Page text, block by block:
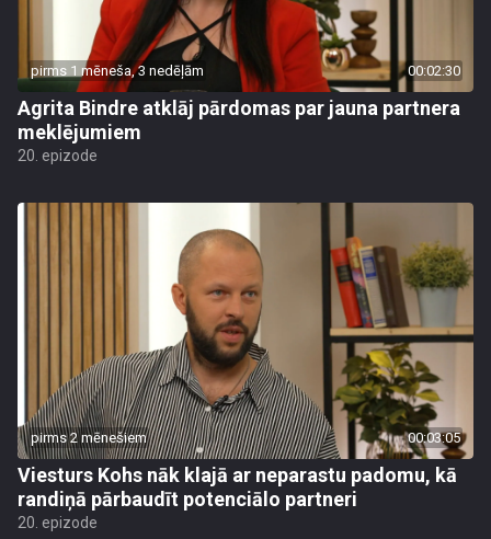
pirms 1 mēneša, 3 nedēļām 00:02:30
Agrita Bindre atklāj pārdomas par jauna partnera
meklējumiem
20. epizode
pirms 2 mēnešiem 00:03:05
Viesturs Kohs nāk klajā ar neparastu padomu, kā
randiņā pārbaudīt potenciālo partneri
20. epizode